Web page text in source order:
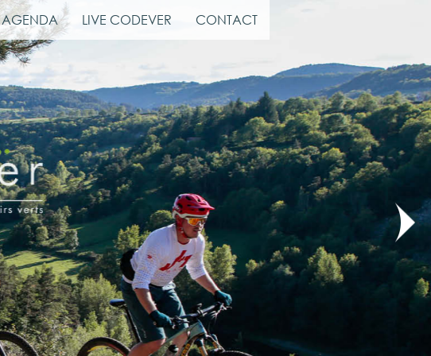
AGENDA LIVE CODEVER CONTACT